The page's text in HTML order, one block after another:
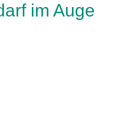
im Auge